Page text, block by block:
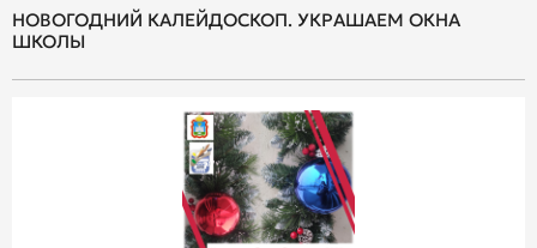
НОВОГОДНИЙ КАЛЕЙДОСКОП. УКРАШАЕМ ОКНА
ШКОЛЫ